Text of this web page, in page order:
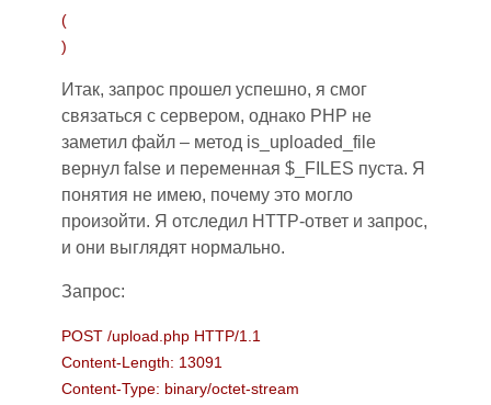
(
)
Итак, запрос прошел успешно, я смог
связаться с сервером, однако PHP не
заметил файл – метод is_uploaded_file
вернул false и переменная $_FILES пуста. Я
понятия не имею, почему это могло
произойти. Я отследил HTTP-ответ и запрос,
и они выглядят нормально.
Запрос:
POST /upload.php HTTP/1.1
Content-Length: 13091
Content-Type: binary/octet-stream